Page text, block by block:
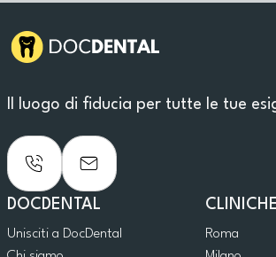
Il luogo di fiducia per tutte le tue
DOCDENTAL
Unisciti a DocDental
Roma